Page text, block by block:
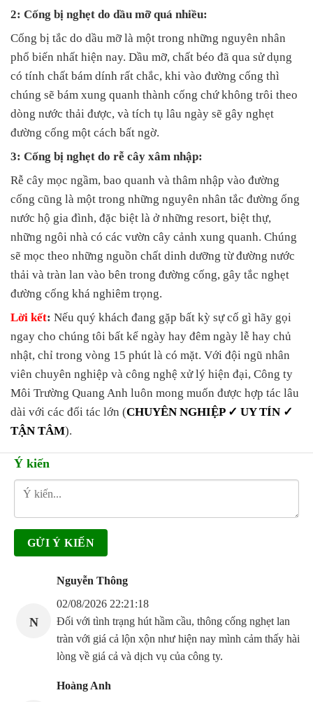
2: Cống bị nghẹt do dầu mỡ quá nhiều:
Cống bị tắc do dầu mỡ là một trong những nguyên nhân
phổ biến nhất hiện nay. Dầu mỡ, chất béo đã qua sử dụng
có tính chất bám dính rất chắc, khi vào đường cống thì
chúng sẽ bám xung quanh thành cống chứ không trôi theo
dòng nước thải được, và tích tụ lâu ngày sẽ gây nghẹt
đường cống một cách bất ngờ.
3: Cống bị nghẹt do rễ cây xâm nhập:
Rễ cây mọc ngầm, bao quanh và thâm nhập vào đường
cống cũng là một trong những nguyên nhân tắc đường ống
nước hộ gia đình, đặc biệt là ở những resort, biệt thự,
những ngôi nhà có các vườn cây cảnh xung quanh. Chúng
sẽ mọc theo những nguồn chất dinh dưỡng từ đường nước
thải và tràn lan vào bên trong đường cống, gây tắc nghẹt
đường cống khá nghiêm trọng.
Lời kết: Nếu quý khách đang gặp bất kỳ sự cố gì hãy gọi
ngay cho chúng tôi bất kể ngày hay đêm ngày lễ hay chủ
nhật, chỉ trong vòng 15 phút là có mặt. Với đội ngũ nhân
viên chuyên nghiệp và công nghệ xử lý hiện đại, Công ty
Môi Trường Quang Anh luôn mong muốn được hợp tác lâu
dài với các đối tác lớn (CHUYÊN NGHIỆP ✓ UY TÍN ✓
TẬN TÂM).
Ý kiến
N
Nguyễn Thông
02/08/2026 22:21:18
Đối với tình trạng hút hầm cầu, thông cống nghẹt lan
tràn với giá cả lộn xộn như hiện nay mình cảm thấy hài
lòng về giá cả và dịch vụ của công ty.
Hoàng Anh